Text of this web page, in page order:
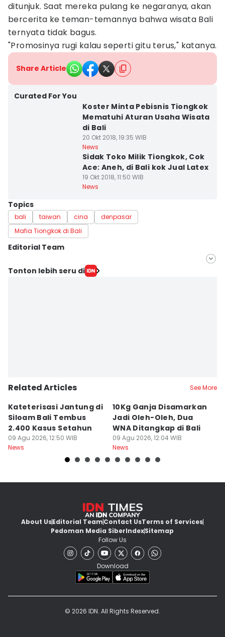
ditunjuk. Saat mereka pulang ke negaranya, akan
bercerita ke teman-temannya bahwa wisata Bali
ternyata tidak bagus.
"Promosinya rugi kalau seperti gitu terus," katanya.
Share Article
Curated For You
Koster Minta Pebisnis Tiongkok
Mematuhi Aturan Usaha Wisata
di Bali
20 Okt 2018, 19:35 WIB
News
Sidak Toko Milik Tiongkok, Cok
Ace: Aneh, di Bali kok Jual Latex
19 Okt 2018, 11:50 WIB
News
Topics
bali taiwan cina
denpasar
Mafia Tiongkok di Bali
Editorial Team
Editor
Tonton lebih seru di
Related Articles See More
Kateterisasi Jantung di
Siloam Bali Tembus
2.400 Kasus Setahun
09 Agu 2026, 12:50 WIB
News
10Kg Ganja Disamarkan
Jadi Oleh-Oleh, Dua
WNA Ditangkap di Bali
09 Agu 2026, 12:04 WIB
News
About UsEditorial TeamContact UsTerms of Services
Pedoman Media SiberIndexSitemap
Follow Us
Download
© 2026 IDN. All Rights Reserved.